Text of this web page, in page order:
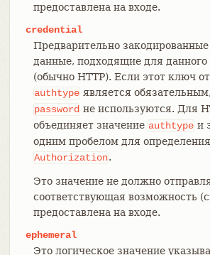
предоставлена на входе.
credential
Предварительно
данные, подходящие для данного
(обычно HTTP). Если этот ключ
authtype является
password не используются. Для
объединяет значение authtype и
одним пробелом для определения
Authorization.
Это значение не должно
соответствующая возможность
предоставлена на входе.
ephemeral
Это логическое значение